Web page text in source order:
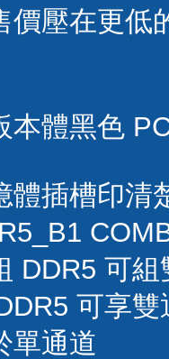
價壓在更低
本體黑色
體插槽印清
DDR5 可
可享
單通道